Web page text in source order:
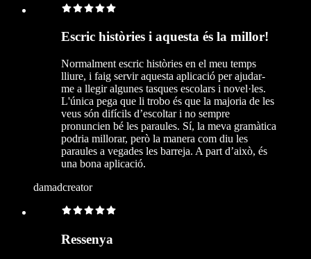
Escric històries i aquesta és la millor!
Normalment escric històries en el meu temps
lliure, i faig servir aquesta aplicació per ajudar-
me a llegir algunes tasques escolars i novel·les.
L'única pega que li trobo és que la majoria de les
veus són difícils d’escoltar i no sempre
pronuncien bé les paraules. Sí, la meva gramàtica
podria millorar, però la manera com diu les
paraules a vegades les barreja. A part d’això, és
una bona aplicació.
damadcreator
Ressenya